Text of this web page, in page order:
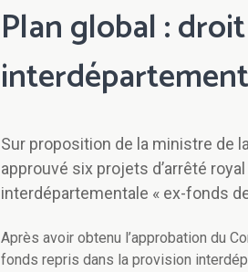
Plan global :
Sur proposition de la ministre de
approuvé six projets d’arrêté
interdépartementale « ex-fonds
Après avoir obtenu l’approbation du
fonds repris dans la provision